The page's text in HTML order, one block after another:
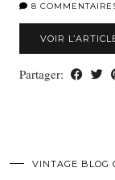
8
VOIR
Partager:
VINTAGE BLOG